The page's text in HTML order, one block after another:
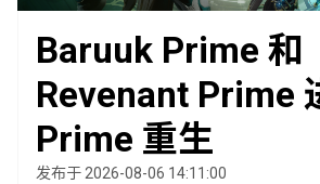
Baruuk Prime 和
Revenant Prime
Prime 重生
发布于 2026-08-06 14:11:00